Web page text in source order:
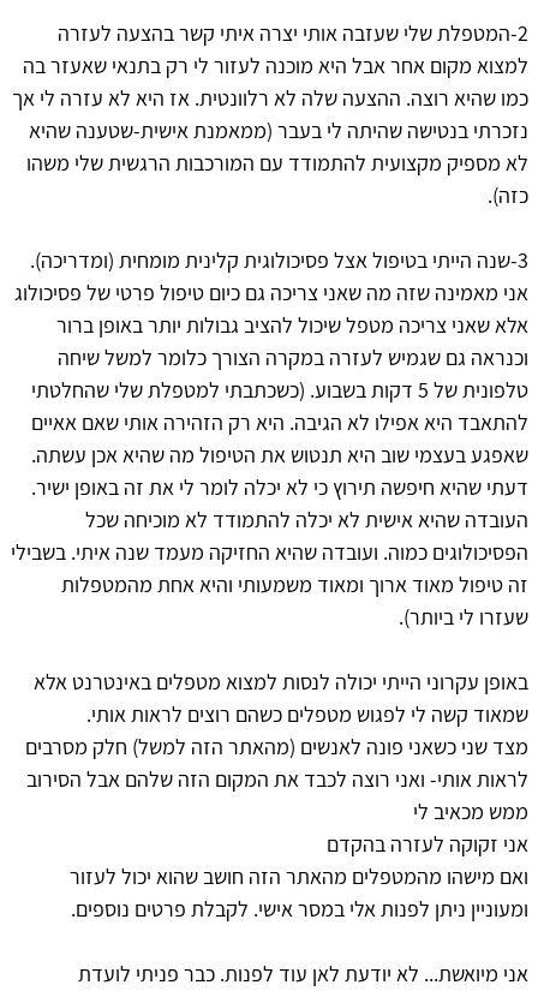
2-המטפלת שלי שעזבה אותי יצרה איתי קשר בהצעה לעזרה
למצוא מקום אחר אבל היא מוכנה לעזור לי רק בתנאי שאעזר בה
כמו שהיא רוצה. ההצעה שלה לא רלוונטית. אז היא לא עזרה לי אך
נזכרתי בנטישה שהיתה לי בעבר (ממאמנת אישית-שטענה שהיא
לא מספיק מקצועית להתמודד עם המורכבות הרגשית שלי משהו
כזה).
3-שנה הייתי בטיפול אצל פסיכולוגית קלינית מומחית (ומדריכה).
אני מאמינה שזה מה שאני צריכה גם כיום טיפול פרטי של פסיכולוג
אלא שאני צריכה מטפל שיכול להציב גבולות יותר באופן ברור
וכנראה גם שגמיש לעזרה במקרה הצורך כלומר למשל שיחה
טלפונית של 5 דקות בשבוע. (כשכתבתי למטפלת שלי שהחלטתי
להתאבד היא אפילו לא הגיבה. היא רק הזהירה אותי שאם אאיים
שאפגע בעצמי שוב היא תנטוש את הטיפול מה שהיא אכן עשתה.
דעתי שהיא חיפשה תירוץ כי לא יכלה לומר לי את זה באופן ישיר.
העובדה שהיא אישית לא יכלה להתמודד לא מוכיחה שכל
הפסיכולוגים כמוה. ועובדה שהיא החזיקה מעמד שנה איתי. בשבילי
זה טיפול מאוד ארוך ומאוד משמעותי והיא אחת מהמטפלות
שעזרו לי ביותר).
באופן עקרוני הייתי יכולה לנסות למצוא מטפלים באינטרנט אלא
שמאוד קשה לי לפגוש מטפלים כשהם רוצים לראות אותי.
מצד שני כשאני פונה לאנשים (מהאתר הזה למשל) חלק מסרבים
לראות אותי- ואני רוצה לכבד את המקום הזה שלהם אבל הסירוב
ממש מכאיב לי
אני זקוקה לעזרה בהקדם
ואם מישהו מהמטפלים מהאתר הזה חושב שהוא יכול לעזור
ומעוניין ניתן לפנות אלי במסר אישי. לקבלת פרטים נוספים.
אני מיואשת... לא יודעת לאן עוד לפנות. כבר פניתי לועדת